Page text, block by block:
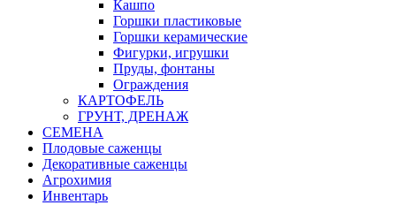
Кашпо
Горшки пластиковые
Горшки керамические
Фигурки, игрушки
Пруды, фонтаны
Ограждения
КАРТОФЕЛЬ
ГРУНТ, ДРЕНАЖ
СЕМЕНА
Плодовые саженцы
Декоративные саженцы
Агрохимия
Инвентарь